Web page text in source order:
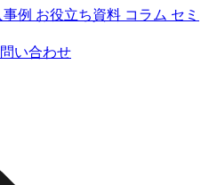
例 お役立ち資料 コラム セミ
い合わせ